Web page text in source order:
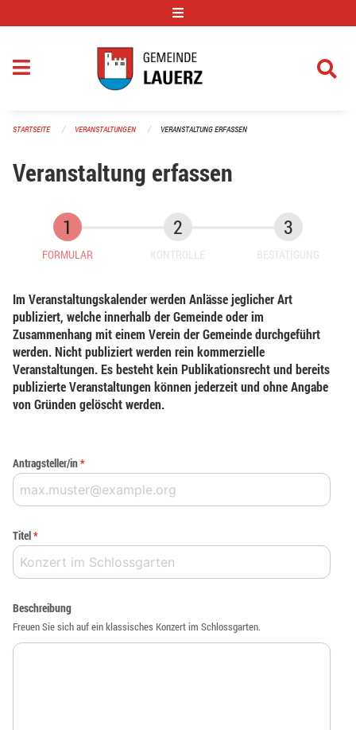
STARTSEITE VERANSTALTUNGEN VERANSTALTUNG ERFASSEN
Veranstaltung erfassen
FORMULAR KONTROLLE BESTÄTIGUNG
Im Veranstaltungskalender werden Anlässe jeglicher Art
publiziert, welche innerhalb der Gemeinde oder im
Zusammenhang mit einem Verein der Gemeinde durchgeführt
werden. Nicht publiziert werden rein kommerzielle
Veranstaltungen. Es besteht kein Publikationsrecht und bereits
publizierte Veranstaltungen können jederzeit und ohne Angabe
von Gründen gelöscht werden.
Antragsteller/in*
Titel*
Beschreibung
Freuen Sie sich auf ein klassisches Konzert im Schlossgarten.